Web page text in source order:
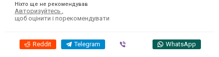
Ніхто ще не рекомендував
Авторизуйтесь
щоб оцінити і порекомендувати
Reddit Telegram WhatsApp